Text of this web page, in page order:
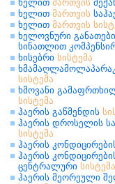
ხელით მართვის
ხელით მართვის
ხელით მართვის
ხელოვნური
სინათლით
ხისებრი სისტემა
სისტემა
ხმოვანი
სისტემა
ჰაერის გაწმენდის
ჰაერის დროსელის
სისტემა
ჰაერის
ჰაერის
ცენტრალური სისტემა
ჰაერის მეორეული